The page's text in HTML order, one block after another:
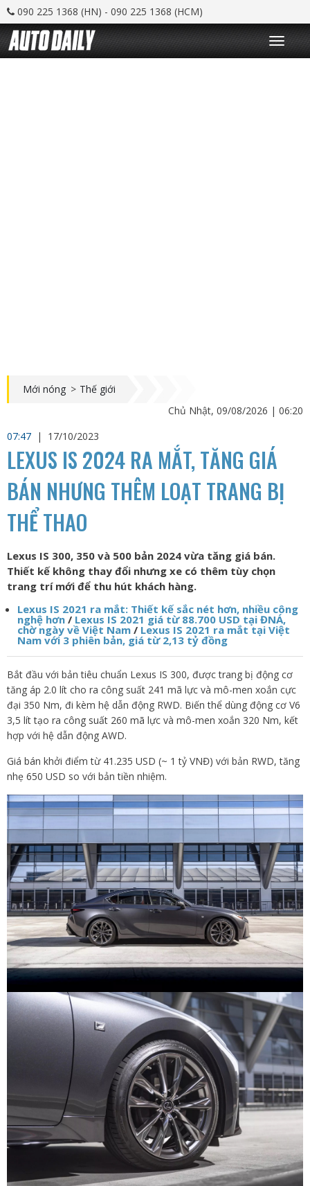
090 225 1368 (HN) - 090 225 1368 (HCM)
T
o
g
Mới nóng > Thế giới
Chủ Nhật, 09/08/2026 | 06:20
07:47 | 17/10/2023
LEXUS IS 2024 RA MẮT, TĂNG GIÁ
BÁN NHƯNG THÊM LOẠT TRANG BỊ
THỂ THAO
Lexus IS 300, 350 và 500 bản 2024 vừa tăng giá bán.
Thiết kế không thay đổi nhưng xe có thêm tùy chọn
trang trí mới để thu hút khách hàng.
Lexus IS 2021 ra mắt: Thiết kế sắc nét hơn, nhiều công
nghệ hơn / Lexus IS 2021 giá từ 88.700 USD tại ĐNÁ,
chờ ngày về Việt Nam / Lexus IS 2021 ra mắt tại Việt
Nam với 3 phiên bản, giá từ 2,13 tỷ đồng
Bắt đầu với bản tiêu chuẩn Lexus IS 300, được trang bị động cơ
tăng áp 2.0 lít cho ra công suất 241 mã lực và mô-men xoắn cực
đại 350 Nm, đi kèm hệ dẫn động RWD. Biến thể dùng động cơ V6
3,5 lít tạo ra công suất 260 mã lực và mô-men xoắn 320 Nm, kết
hợp với hệ dẫn động AWD.
Giá bán khởi điểm từ 41.235 USD (~ 1 tỷ VNĐ) với bản RWD, tăng
nhẹ 650 USD so với bản tiền nhiệm.